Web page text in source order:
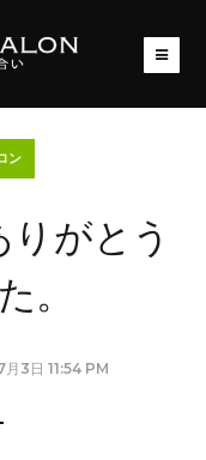
ン
がとう
。
3日 11:54 PM